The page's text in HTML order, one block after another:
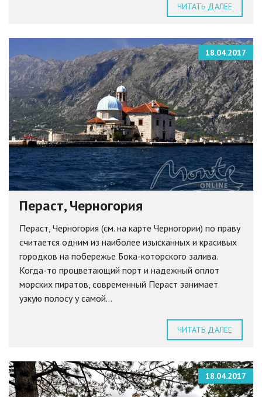
ЧИТАТЬ ДАЛЕЕ
18.04.2017
Пераст, Черногория
Пераст, Черногория (см. на карте Черногории) по праву
считается одним из наиболее изысканных и красивых
городков на побережье Бока-которского залива.
Когда-то процветающий порт и надежный оплот
морских пиратов, современный Пераст занимает
узкую полосу у самой...
ЧИТАТЬ ДАЛЕЕ
18.04.2017